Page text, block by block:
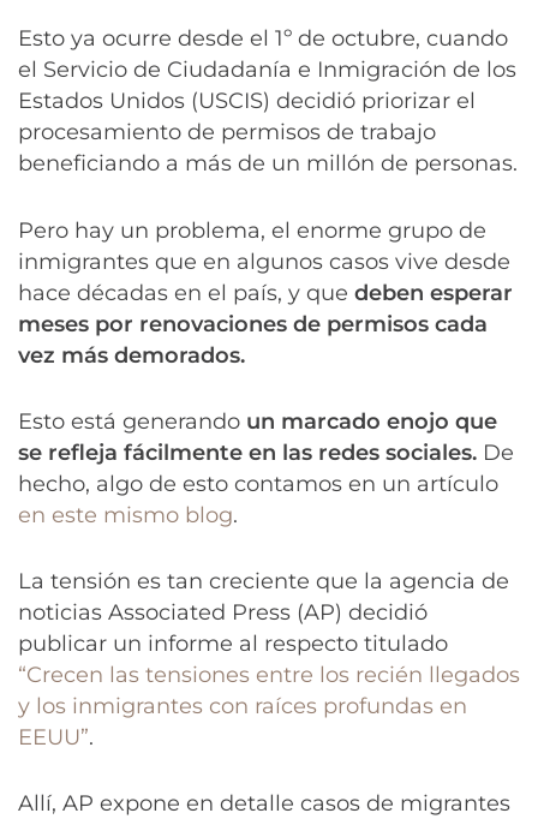
Esto ya ocurre desde el 1º de octubre, cuando
el Servicio de Ciudadanía e Inmigración de los
Estados Unidos (USCIS) decidió priorizar el
procesamiento de permisos de trabajo
beneficiando a más de un millón de personas.
Pero hay un problema, el enorme grupo de
inmigrantes que en algunos casos vive desde
hace décadas en el país, y que deben esperar
meses por renovaciones de permisos cada
vez más demorados.
Esto está generando un marcado enojo que
se refleja fácilmente en las redes sociales. De
hecho, algo de esto contamos en un artículo
en este mismo blog.
La tensión es tan creciente que la agencia de
noticias Associated Press (AP) decidió
publicar un informe al respecto titulado
“Crecen las tensiones entre los recién llegados
y los inmigrantes con raíces profundas en
EEUU”.
Allí, AP expone en detalle casos de migrantes